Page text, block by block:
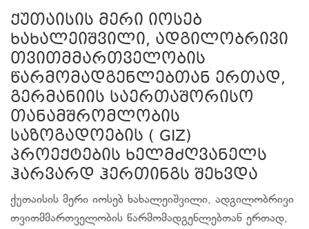
ქუთაისის მერი იოსებ
ხახალეიშვილი, ადგილობრივი
თვითმმართველობის
წარმომადგენლებთან ერთად,
გერმანიის საერთაშორისო
თანამშრომლობის
საზოგადოების ( GIZ)
პროექტების ხელმძღვანელს
ჰარვარდ ჰერთინგს შეხვდა
ქუთაისის მერი იოსებ ხახალეიშვილი, ადგილობრივი
თვითმმართველობის წარმომადგენლებთან ერთად,